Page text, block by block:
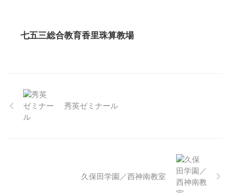
七五三総合教育香里珠算教場
秀英ゼミナール
久保田学園／西神南教室